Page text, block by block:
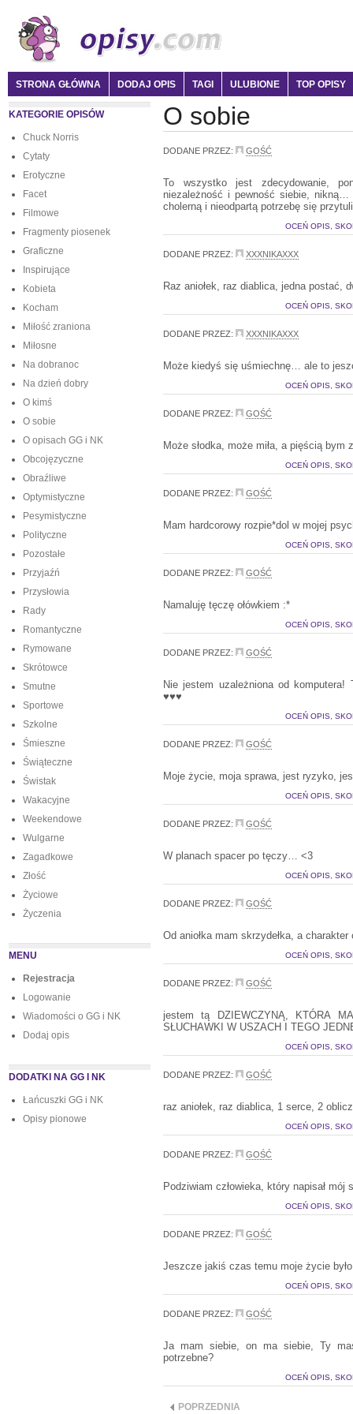
STRONA GŁÓWNA DODAJ OPIS TAGI ULUBIONE TOP OPISY
KATEGORIE OPISÓW
Chuck Norris
Cytaty
Erotyczne
Facet
Filmowe
Fragmenty piosenek
Graficzne
Inspirujące
Kobieta
Kocham
Miłość zraniona
Miłosne
Na dobranoc
Na dzień dobry
O kimś
O sobie
O opisach GG i NK
Obcojęzyczne
Obraźliwe
Optymistyczne
Pesymistyczne
Polityczne
Pozostałe
Przyjaźń
Przysłowia
Rady
Romantyczne
Rymowane
Skrótowce
Smutne
Sportowe
Szkolne
Śmieszne
Świąteczne
Świstak
Wakacyjne
Weekendowe
Wulgarne
Zagadkowe
Złość
Życiowe
Życzenia
MENU
Rejestracja
Logowanie
Wiadomości o GG i NK
Dodaj opis
DODATKI NA GG I NK
Łańcuszki GG i NK
Opisy pionowe
O sobie
DODANE PRZEZ: GOŚĆ
To wszystko jest zdecydowanie,
niezależność i pewność siebie,
cholerną i nieodpartą potrzebę się
OCEŃ OPIS,
DODANE PRZEZ: XXXNIKAXXX
Raz aniołek, raz diablica, jedna postać,
OCEŃ OPIS,
DODANE PRZEZ: XXXNIKAXXX
Może kiedyś się uśmiechnę… ale to
OCEŃ OPIS,
DODANE PRZEZ: GOŚĆ
Może słodka, może miła, a pięścią bym
OCEŃ OPIS,
DODANE PRZEZ: GOŚĆ
Mam hardcorowy rozpie*dol w mojej
OCEŃ OPIS,
DODANE PRZEZ: GOŚĆ
Namaluję tęczę ołówkiem :*
OCEŃ OPIS,
DODANE PRZEZ: GOŚĆ
Nie jestem uzależniona od
♥♥♥
OCEŃ OPIS,
DODANE PRZEZ: GOŚĆ
Moje życie, moja sprawa, jest ryzyko,
OCEŃ OPIS,
DODANE PRZEZ: GOŚĆ
W planach spacer po tęczy… <3
OCEŃ OPIS,
DODANE PRZEZ: GOŚĆ
Od aniołka mam skrzydełka, a charakter
OCEŃ OPIS,
DODANE PRZEZ: GOŚĆ
jestem tą DZIEWCZYNĄ, KTÓRA
SŁUCHAWKI W USZACH I TEGO
OCEŃ OPIS,
DODANE PRZEZ: GOŚĆ
raz aniołek, raz diablica, 1 serce, 2
OCEŃ OPIS,
DODANE PRZEZ: GOŚĆ
Podziwiam człowieka, który napisał
OCEŃ OPIS,
DODANE PRZEZ: GOŚĆ
Jeszcze jakiś czas temu moje życie
OCEŃ OPIS,
DODANE PRZEZ: GOŚĆ
Ja mam siebie, on ma siebie, Ty
potrzebne?
OCEŃ OPIS,
POPRZEDNIA